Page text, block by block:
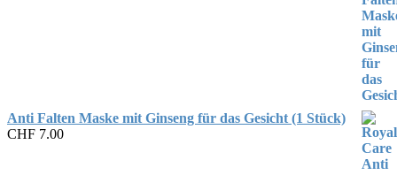
Anti Falten Maske mit Ginseng für das Gesicht (1 Stück)
CHF 7.00